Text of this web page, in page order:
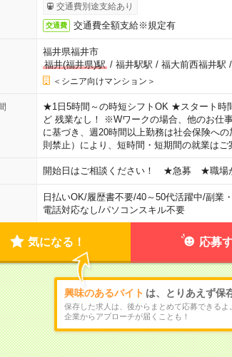
交通費別途支給あり
交通費 交通費全額支給※規定有
福井県福井市
福井(福井県)駅/ 福井駅駅 / 福大前西福井駅 /
＜シニア向けマンション＞
★1日5時間～の時短シフトOK ★スタート時
ど 残業なし！ ※Wワークの場合、他のお仕
に基づき、週20時間以上勤務は社会保険へ
則禁止）により、短時間・短期間の就業は
開始日はご相談ください！ ★急募 ★職場が
日払いOK/履歴書不要/40～50代活躍中/副業
電話対応なし/パソコンスキル不要
気になる！ 応募
興味のあるバイト は、とりあえず保
保存した求人は、後からまとめて応募できるよ。
企業からアプローチが届くことも！